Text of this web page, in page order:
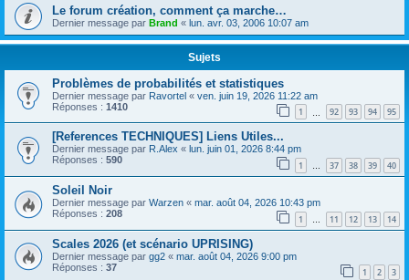
Le forum création, comment ça marche…
Dernier message par Brand « lun. avr. 03, 2006 10:07 am
Sujets
Problèmes de probabilités et statistiques
Dernier message par Ravortel « ven. juin 19, 2026 11:22 am
Réponses : 1410 1 92 93 94 95
[References TECHNIQUES] Liens Utiles...
Dernier message par R.Alex « lun. juin 01, 2026 8:44 pm
Réponses : 590 1 … 37 38 39 40
Soleil Noir
Dernier message par Warzen « mar. août 04, 2026 10:43 pm
Réponses : 208 1 … 11 12 13 14
Scales 2026 (et scénario UPRISING)
Dernier message par gg2 « mar. août 04, 2026 9:00 pm
Réponses : 37 1 2 3